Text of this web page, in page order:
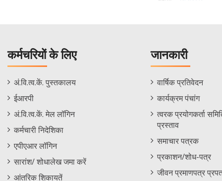
कर्मचरियों के लिए
Staff
Footer
Menu
अं.वि.त्व.कें. पुस्तकालय
ईआरपी
अं.वि.त्व.कें. मेल लॉगिन
कर्मचारी निदेशिका
एपीएआर लॉगिन
सारांश/ शोधालेख जमा करें
आंतरिक शिकायतें
जानकारी
Informations
Menu
वार्षिक प्रतिवेदन
कार्यक्रम पंचांग
त्वरक प्रयोगकर्ता
प्रस्ताव
समाचार पत्रक
प्रकाशन/शोध-पत्र
जीवन प्रमाणपत्र